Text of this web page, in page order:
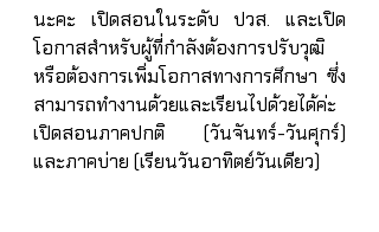
นะคะ เปิดสอนในระดับ ปวส. และเปิด
โอกาสสำหรับผู้ที่กำลังต้องการปรับวุฒิ
หรือต้องการเพิ่มโอกาสทางการศึกษา ซึ่ง
สามารถทำงานด้วยและเรียนไปด้วยได้ค่ะ
เปิดสอนภาคปกติ (วันจันทร์-วันศุกร์)
และภาคบ่าย (เรียนวันอาทิตย์วันเดียว)